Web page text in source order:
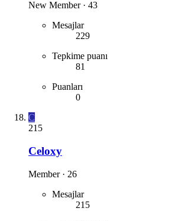
New Member · 43
Mesajlar
229
Tepkime puanı
81
Puanları
0
C
215
Celoxy
Member · 26
Mesajlar
215